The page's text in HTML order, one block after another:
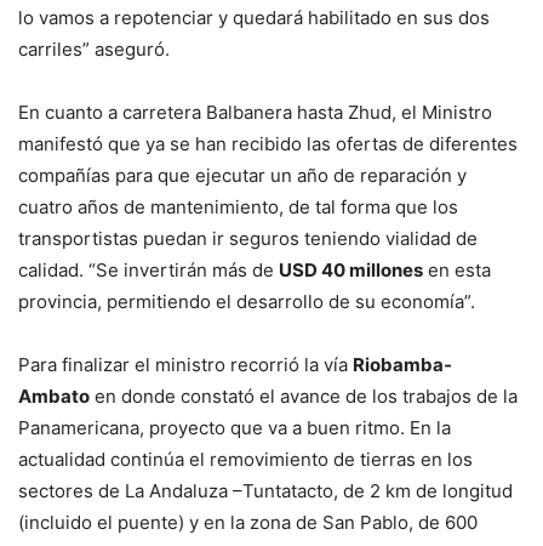
lo vamos a repotenciar y quedará habilitado en sus dos
carriles” aseguró.
En cuanto a carretera Balbanera hasta Zhud, el Ministro
manifestó que ya se han recibido las ofertas de diferentes
compañías para que ejecutar un año de reparación y
cuatro años de mantenimiento, de tal forma que los
transportistas puedan ir seguros teniendo vialidad de
calidad. “Se invertirán más de USD 40 millones en esta
provincia, permitiendo el desarrollo de su economía”.
Para finalizar el ministro recorrió la vía Riobamba-
Ambato en donde constató el avance de los trabajos de la
Panamericana, proyecto que va a buen ritmo. En la
actualidad continúa el removimiento de tierras en los
sectores de La Andaluza –Tuntatacto, de 2 km de longitud
(incluido el puente) y en la zona de San Pablo, de 600